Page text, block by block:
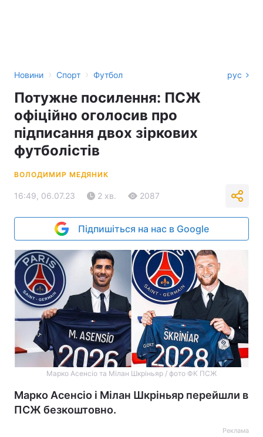
Новини › Спорт › Футбол рус
Потужне посилення: ПСЖ
офіційно оголосив про
підписання двох зіркових
футболістів
ВОЛОДИМИР МЕДЯНИК
16:49, 06.07.23 2 хв. 2087
Підпишіться на нас в Google
Марко Асенсіо та Мілан Шкріньяр / фото ФК ПСЖ
Марко Асенсіо і Мілан Шкріньяр перейшли в
ПСЖ безкоштовно.
Реклама